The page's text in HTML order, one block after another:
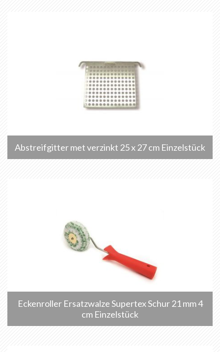
Abstreifgitter met verzinkt 25 x 27 cm Einzelstück
Eckenroller Ersatzwalze Supertex Schur 21 mm 4
cm Einzelstück